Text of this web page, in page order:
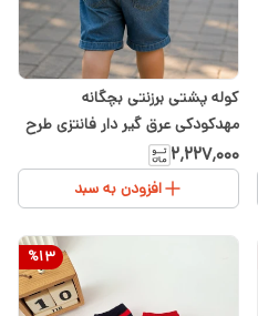
کوله پشتی برزنتی بچگانه
مهدکودکی عرق گیر دار فانتزی طرح
فیل
۲٬۲۲۷٬۰۰۰
افزودن به سبد
%13